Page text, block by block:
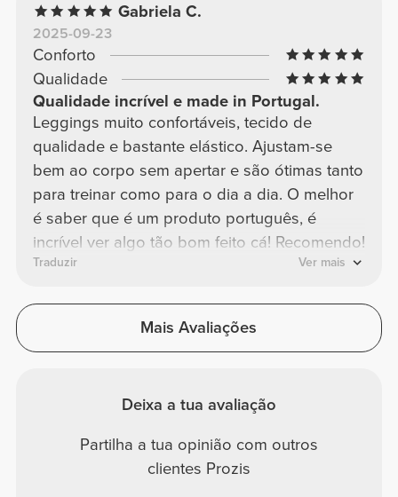
Gabriela C.
2025-09-23
Conforto
Qualidade
Qualidade incrível e made in Portugal.
Leggings muito confortáveis, tecido de
qualidade e bastante elástico. Ajustam-se
bem ao corpo sem apertar e são ótimas tanto
para treinar como para o dia a dia. O melhor
é saber que é um produto português, é
incrível ver algo tão bom feito cá! Recomendo!
Traduzir Ver mais
Mais Avaliações
Deixa a tua avaliação
Partilha a tua opinião com outros
clientes Prozis